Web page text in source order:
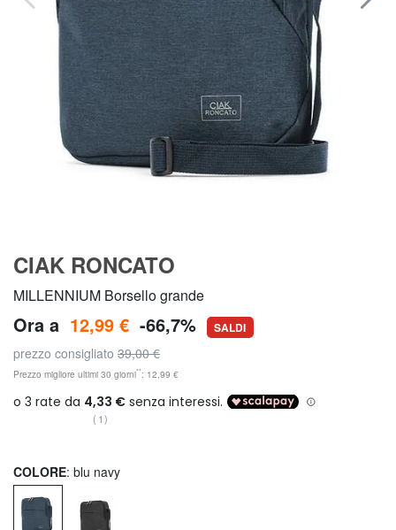
CIAK RONCATO
MILLENNIUM Borsello grande
Ora a 12,99 € -66,7% SALDI
prezzo consigliato 39,00 €
Prezzo migliore ultimi 30 giorni**: 12,99 €
(1)
COLORE: blu navy